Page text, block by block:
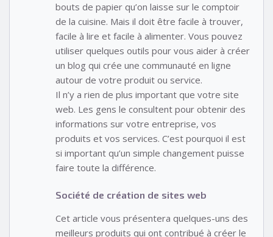
bouts de papier qu’on laisse sur le comptoir
de la cuisine. Mais il doit être facile à trouver,
facile à lire et facile à alimenter. Vous pouvez
utiliser quelques outils pour vous aider à créer
un blog qui crée une communauté en ligne
autour de votre produit ou service.
Il n’y a rien de plus important que votre site
web. Les gens le consultent pour obtenir des
informations sur votre entreprise, vos
produits et vos services. C’est pourquoi il est
si important qu’un simple changement puisse
faire toute la différence.
Société de création de sites web
Cet article vous présentera quelques-uns des
meilleurs produits qui ont contribué à créer le